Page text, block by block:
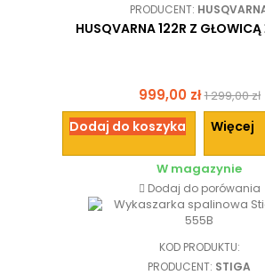
PRODUCENT:
HUSQVARNA 122R Z GŁOWICĄ
999,00 zł1 299,00 zł
Dodaj do koszyka Więcej
W magazynie
Dodaj do porówania
KOD PRODUKTU:
PRODUCENT: STIGA